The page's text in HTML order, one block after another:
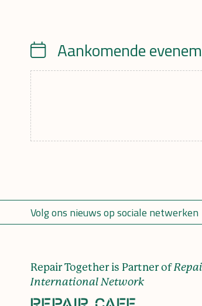
CalendarAankomende
Volg ons nieuws op sociale netwerken
Repair Together is Partner of
International Network